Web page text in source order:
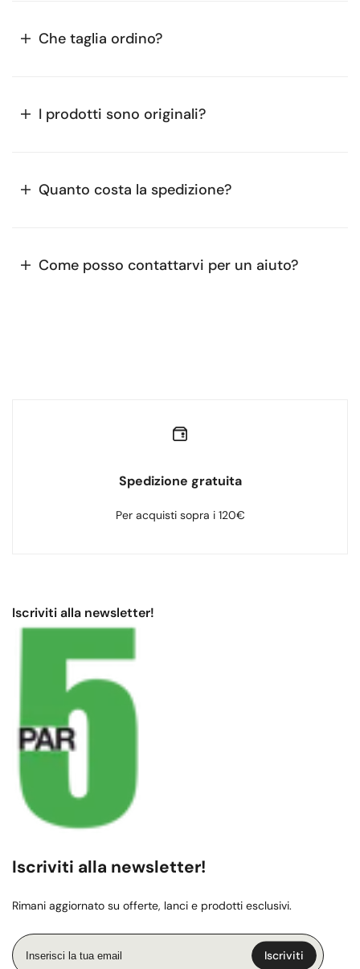
Che taglia ordino?
I prodotti sono originali?
Quanto costa la spedizione?
Come posso contattarvi per un aiuto?
Spedizione gratuita
Per acquisti sopra i 120€
Iscriviti alla newsletter!
Iscriviti alla newsletter!
Rimani aggiornato su offerte, lanci e prodotti esclusivi.
Inserisci
Iscriviti